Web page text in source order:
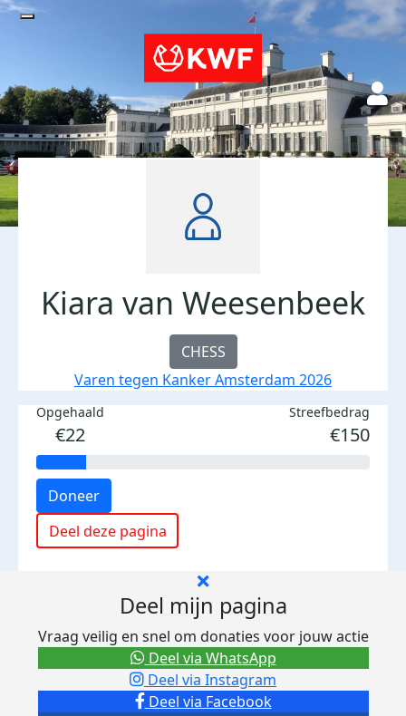
Kiara van Weesenbeek
CHESS
Varen tegen Kanker Amsterdam 2026
Opgehaald
€22
Streefbedrag
€150
Doneer
Deel deze pagina
Deel mijn pagina
Vraag veilig en snel om donaties voor jouw actie
Deel via Facebook
Deel via Instagram
Deel via WhatsApp